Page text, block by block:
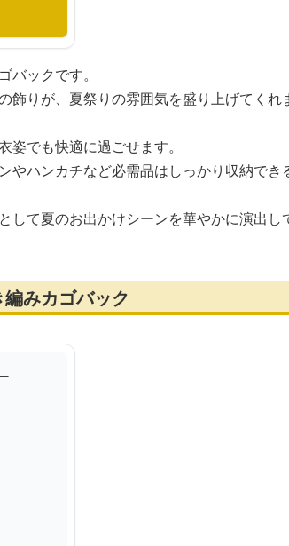
ックです。
飾りが、夏祭りの雰囲気を盛り上げてくれ
でも快適に過ごせます。
やハンカチなど必需品はしっかり収納でき
して夏のお出かけシーンを華やかに演出し
みカゴバック